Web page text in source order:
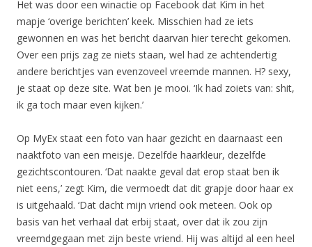
Het was door een winactie op Facebook dat Kim in het
mapje ‘overige berichten’ keek. Misschien had ze iets
gewonnen en was het bericht daarvan hier terecht gekomen.
Over een prijs zag ze niets staan, wel had ze achtendertig
andere berichtjes van evenzoveel vreemde mannen. H? sexy,
je staat op deze site. Wat ben je mooi. ‘Ik had zoiets van: shit,
ik ga toch maar even kijken.’
Op MyEx staat een foto van haar gezicht en daarnaast een
naaktfoto van een meisje. Dezelfde haarkleur, dezelfde
gezichtscontouren. ‘Dat naakte geval dat erop staat ben ik
niet eens,’ zegt Kim, die vermoedt dat dit grapje door haar ex
is uitgehaald. ‘Dat dacht mijn vriend ook meteen. Ook op
basis van het verhaal dat erbij staat, over dat ik zou zijn
vreemdgegaan met zijn beste vriend. Hij was altijd al een heel